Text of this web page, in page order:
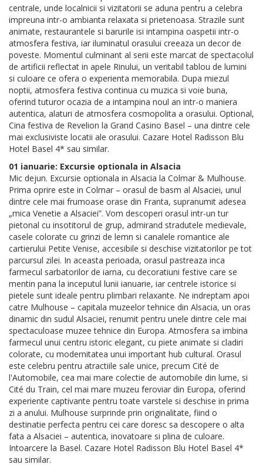
centrale, unde localnicii si vizitatorii se aduna pentru a celebra
impreuna intr-o ambianta relaxata si prietenoasa. Strazile sunt
animate, restaurantele si barurile isi intampina oaspetii intr-o
atmosfera festiva, iar iluminatul orasului creeaza un decor de
poveste. Momentul culminant al serii este marcat de spectacolul
de artificii reflectat in apele Rinului, un veritabil tablou de lumini
si culoare ce ofera o experienta memorabila. Dupa miezul
noptii, atmosfera festiva continua cu muzica si voie buna,
oferind tuturor ocazia de a intampina noul an intr-o maniera
autentica, alaturi de atmosfera cosmopolita a orasului. Optional,
Cina festiva de Revelion la Grand Casino Basel – una dintre cele
mai exclusiviste locatii ale orasului. Cazare Hotel Radisson Blu
Hotel Basel 4* sau similar.
01 ianuarie: Excursie optionala in Alsacia
Mic dejun. Excursie optionala in Alsacia la Colmar & Mulhouse.
Prima oprire este in Colmar – orasul de basm al Alsaciei, unul
dintre cele mai frumoase orase din Franta, supranumit adesea
„mica Venetie a Alsaciei”. Vom descoperi orasul intr-un tur
pietonal cu insotitorul de grup, admirand stradutele medievale,
casele colorate cu grinzi de lemn si canalele romantice ale
cartierului Petite Venise, accesibile si deschise vizitatorilor pe tot
parcursul zilei. In aceasta perioada, orasul pastreaza inca
farmecul sarbatorilor de iarna, cu decoratiuni festive care se
mentin pana la inceputul lunii ianuarie, iar centrele istorice si
pietele sunt ideale pentru plimbari relaxante. Ne indreptam apoi
catre Mulhouse – capitala muzeelor tehnice din Alsacia, un oras
dinamic din sudul Alsaciei, renumit pentru unele dintre cele mai
spectaculoase muzee tehnice din Europa. Atmosfera sa imbina
farmecul unui centru istoric elegant, cu piete animate si cladiri
colorate, cu modernitatea unui important hub cultural. Orasul
este celebru pentru atractiile sale unice, precum Cité de
l'Automobile, cea mai mare colectie de automobile din lume, si
Cité du Train, cel mai mare muzeu feroviar din Europa, oferind
experiente captivante pentru toate varstele si deschise in prima
zi a anului. Mulhouse surprinde prin originalitate, fiind o
destinatie perfecta pentru cei care doresc sa descopere o alta
fata a Alsaciei – autentica, inovatoare si plina de culoare.
Intoarcere la Basel. Cazare Hotel Radisson Blu Hotel Basel 4*
sau similar.